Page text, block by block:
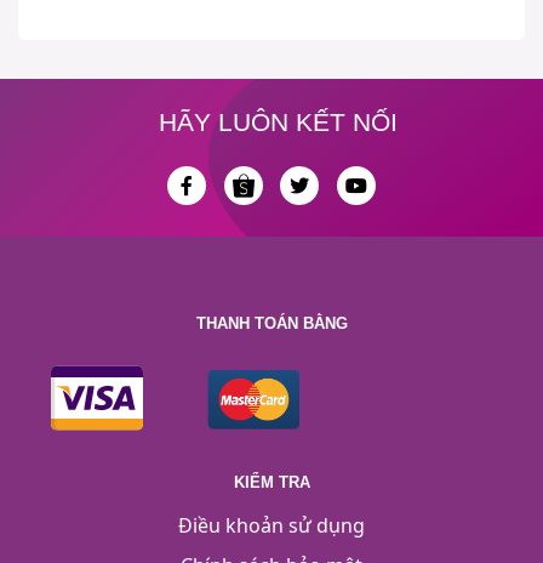
HÃY LUÔN KẾT NỐI
THANH TOÁN BẰNG
KIỂM TRA
Điều khoản sử dụng